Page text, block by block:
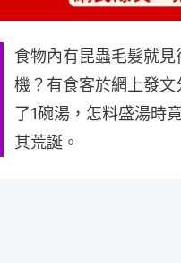
食物內有昆蟲毛髮就
機？有食客於網上發
了1碗湯，怎料盛湯時
其荒誕。